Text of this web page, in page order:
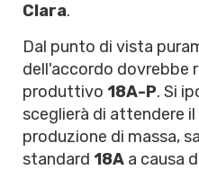
Clara.
Dal punto di vista
dell'accordo dovrebbe
produttivo 18A-P. Si
sceglierà di attendere il
produzione di massa,
standard 18A a causa